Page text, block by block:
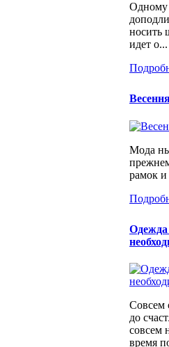
Одному
носить
идет о...
Мода
рамок
Совсем
до
совсем
время